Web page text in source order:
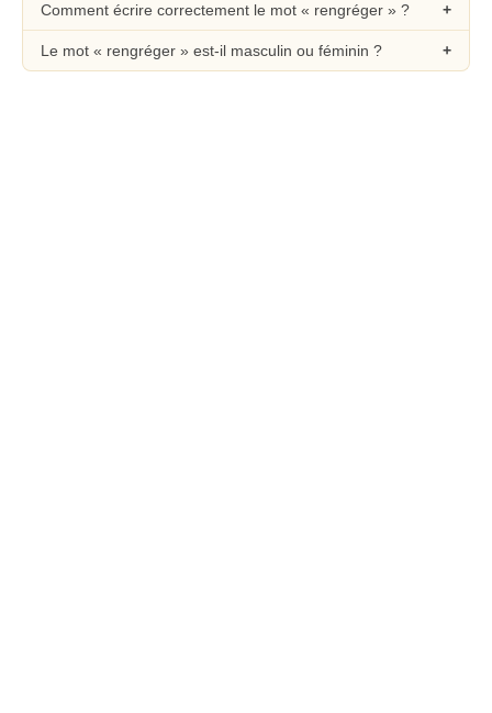
Comment écrire correctement le mot « rengréger » ?
Le mot « rengréger » est-il masculin ou féminin ?